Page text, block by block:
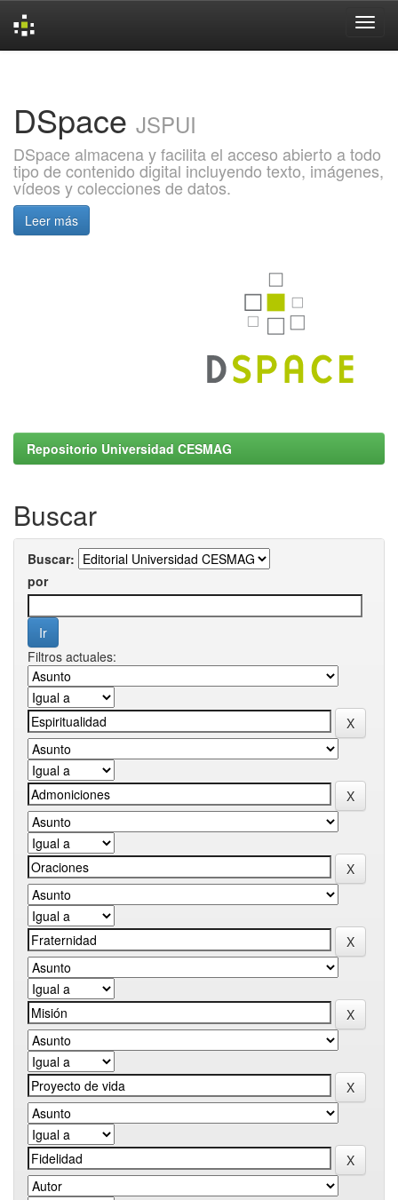
DSpace JSPUI
DSpace almacena y facilita el acceso abierto a todo
tipo de contenido digital incluyendo texto, imágenes,
vídeos y colecciones de datos.
Leer más
Repositorio Universidad CESMAG
Buscar
Buscar:
por
Filtros actuales: